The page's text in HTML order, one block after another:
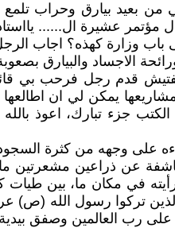
من بعيد بيارق وحراب
مؤتمر عشيرة ال......
باب وزارة كهذه؟ اجاب
الاجساد والبيارق
قدم رجل فرحب بي قائلا
يمكن لي ان اطالعها
جزء تبارك، اعوذ
على وجهه من كثرة
عن ذراعين مشعرتين
في مكان ما، بين
تركوا رسول الله (ص)
على رب العالمين وصفق